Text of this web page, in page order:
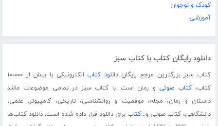
کودک و نوجوان
آموزشی
دانلود رایگان کتاب با کتاب سبز
کتاب سبز بزرگترین مرجع رایگاندانلود کتاب
الکترونیکی با بیش از ۱۰،۰۰۰
کتاب،کتاب صوتی و رمان است. با کتاب سبز در تمامی موضوعات مانند
داستان و رمان، مجله، موفقیت و روانشناسی، تاریخی، کامپیوتر، علمی،
دانشگاهی، کتاب صوتی و...کتاب برای دانلود قرار داده شده است. دانلود کتاب‌ها